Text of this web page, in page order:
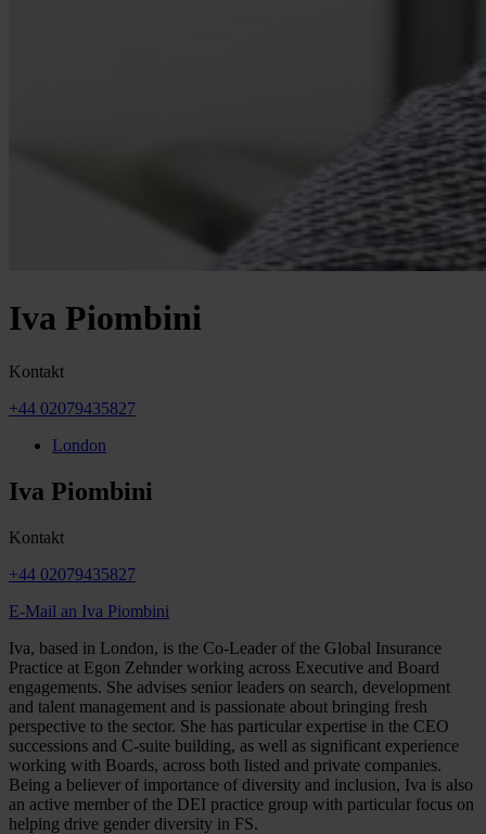
Iva Piombini
Kontakt
+44 02079435827
London
Iva Piombini
Kontakt
+44 02079435827
E-Mail an Iva Piombini
Iva, based in London, is the Co-Leader of the Global Insurance
Practice at Egon Zehnder working across Executive and Board
engagements. She advises senior leaders on search, development
and talent management and is passionate about bringing fresh
perspective to the sector. She has particular expertise in the CEO
successions and C-suite building, as well as significant experience
working with Boards, across both listed and private companies.
Being a believer of importance of diversity and inclusion, Iva is also
an active member of the DEI practice group with particular focus on
helping drive gender diversity in FS.